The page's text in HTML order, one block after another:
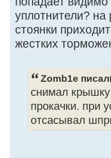
уплотнители? на
стоянки
жестких
Zomb1e
снимал
прокачки. при
отсасывал